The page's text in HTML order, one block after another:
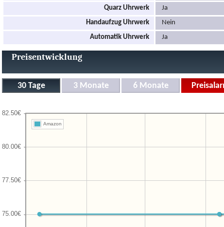
Quarz Uhrwerk
Ja
Handaufzug Uhrwerk
Nein
Automatik Uhrwerk
Ja
Preisentwicklung
Amazon